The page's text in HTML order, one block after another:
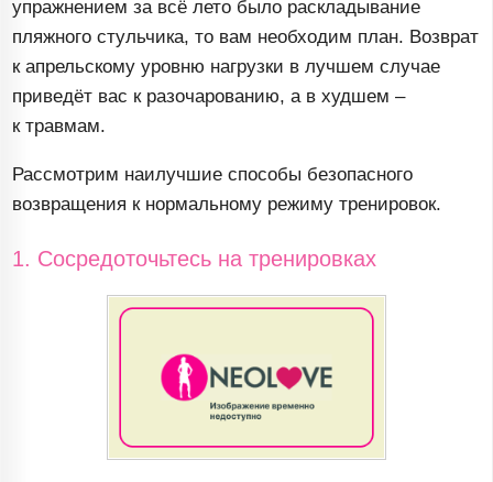
упражнением за всё лето было раскладывание
пляжного стульчика, то вам необходим план. Возврат
к апрельскому уровню нагрузки в лучшем случае
приведёт вас к разочарованию, а в худшем –
к травмам.
Рассмотрим наилучшие способы безопасного
возвращения к нормальному режиму тренировок.
1. Сосредоточьтесь на тренировках